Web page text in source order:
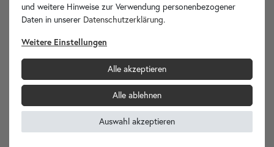
und weitere Hinweise zur Verwendung personenbezogener
Daten in unserer Daten­schutz­erklärung.
Weitere Einstellungen
Alle akzeptieren
Alle ablehnen
Auswahl akzeptieren